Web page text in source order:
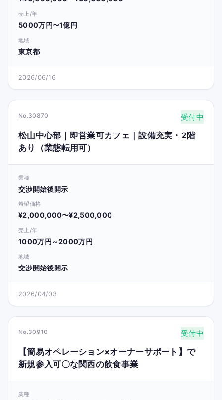
売上/年
5000万円〜1億円
地域
東京都
2026/06/16
No.30870 受付中
松山中心部｜即営業可カフェ｜設備充実・2階
あり（業態転用可）
業種
交渉開始後開示
希望価格
¥2,000,000〜¥2,500,000
売上/年
1000万円～2000万円
地域
交渉開始後開示
2026/04/03
No.30910 受付中
【簡易オペレーション×オーナーサポート】で
新規参入可〇な関西の飲食事業
業種